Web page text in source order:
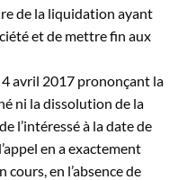
de la liquidation ayant
et de mettre fin aux
avril 2017 prononçant la
ni la dissolution de la
l’intéressé à la date de
en a exactement
en l’absence de